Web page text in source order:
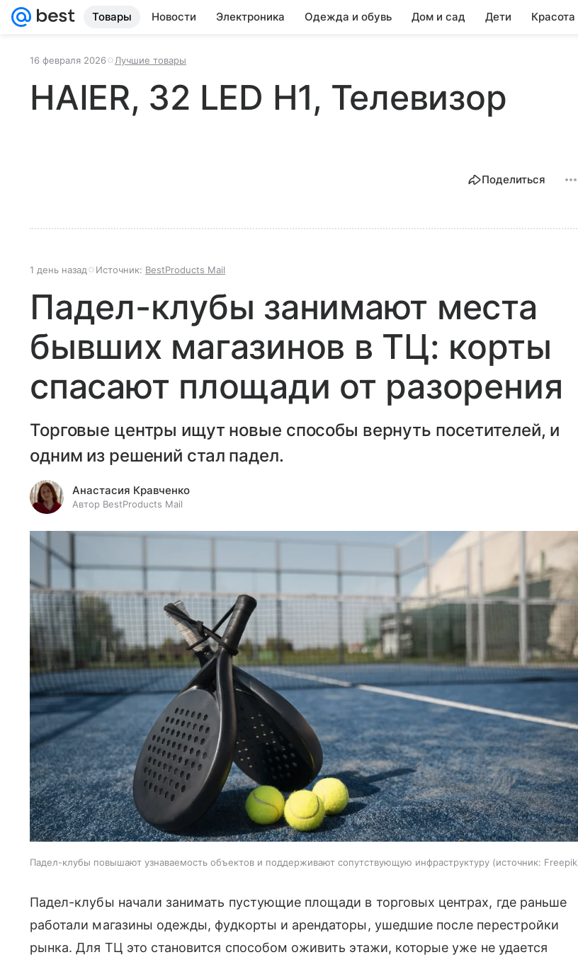
Товары Новости Электроника Одежда и обувь Дом и сад Дети Красота
16 февраля 2026 Лучшие товары
HAIER, 32 LED H1, Телевизор
Поделиться
1 день назад Источник: BestProducts Mail
Падел-клубы занимают места
бывших магазинов в ТЦ: корты
спасают площади от разорения
Торговые центры ищут новые способы вернуть посетителей, и
одним из решений стал падел.
Анастасия Кравченко
Автор BestProducts Mail
Падел-клубы повышают узнаваемость объектов и поддерживают сопутствующую инфраструктуру источник: Freepik
Падел-клубы начали занимать пустующие площади в торговых центрах, где раньше
работали магазины одежды, фудкорты и арендаторы, ушедшие после перестройки
рынка. Для ТЦ это становится способом оживить этажи, которые уже не удается